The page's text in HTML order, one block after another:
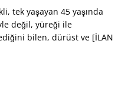
tek yaşayan 45 yaşında
değil, yüreği ile
bilen, dürüst ve [İLAN